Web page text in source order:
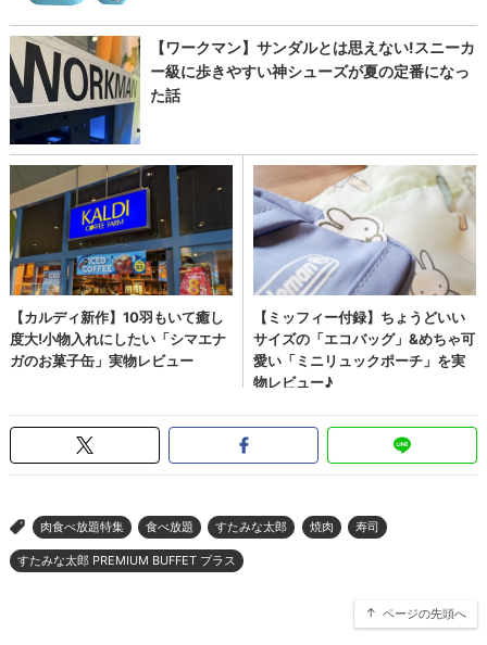
> 肉食べ放題特集 食べ放題 すたみな太郎 焼肉 寿司
すたみな太郎 PREMIUM BUFFET プラス
ページの先頭へ